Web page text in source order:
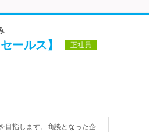
ールス】 正社員
目指します。商談となった企